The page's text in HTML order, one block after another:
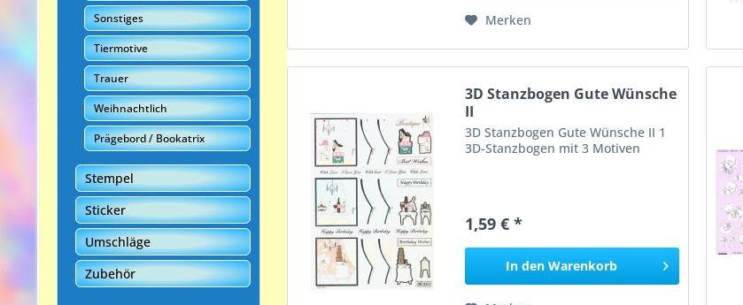
Sonstiges
Tiermotive
Trauer
Weihnachtlich
Prägebord / Bookatrix
Stempel
Sticker
Umschläge
Zubehör
Merken
3D Stanzbogen Gute Wünsche
II
3D Stanzbogen Gute Wünsche II 1
3D-Stanzbogen mit 3 Motiven
1,59 € *
In den Warenkorb